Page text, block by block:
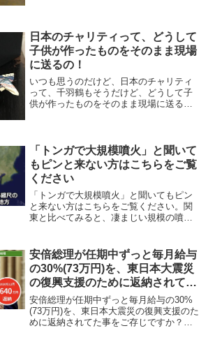
日本のチャリティって、どうして
子供が作ったものをそのまま現場
に送るの！
いつも思うのだけど、日本のチャリティ
って、千羽鶴もそうだけど、どうして子
供が作ったものをそのまま現場に送る
ではなく個人に給付...
「トンガで大規模噴火」と聞いて
もピンと来ない方はこちらをご覧
ください
「トンガで大規模噴火」と聞いてもピン
と来ない方はこちらをご覧ください。関
東と比べてみると、凄まじい規模の噴火
されている噴火や、桜島で日常的に起き
ている噴火とは比べ物にな...
安倍総理が任期中ずっと毎月給与
の30%(73万円)を、東日本大震災
の復興支援のために返納されてた
事をご存じですか？
安倍総理が任期中ずっと毎月給与の30%
(73万円)を、東日本大震災の復興支援のた
めに返納されてた事をご存じですか？オ